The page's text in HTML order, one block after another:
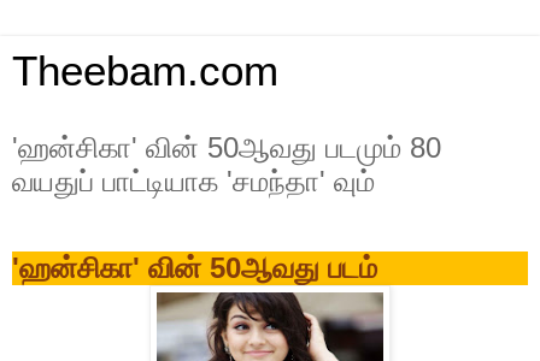
Theebam.com
'ஹன்சிகா' வின் 50ஆவது படமும் 80
வயதுப் பாட்டியாக 'சமந்தா' வும்
'ஹன்சிகா' வின் 50ஆவது படம்